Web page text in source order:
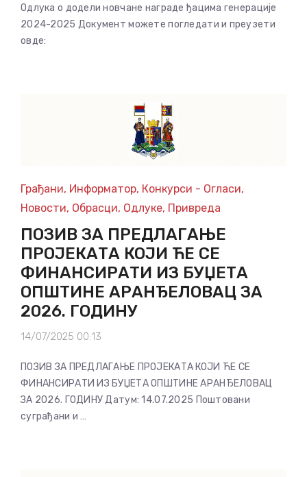
Одлука о додели новчане награде ђацима генерације
2024-2025 Документ можете погледати и преузети
овде:
Грађани, Информатор, Конкурси - Огласи,
Новости, Обрасци, Одлуке, Привреда
ПОЗИВ ЗА ПРЕДЛАГАЊЕ
ПРОЈЕКАТА КОЈИ ЋЕ СЕ
ФИНАНСИРАТИ ИЗ БУЏЕТА
ОПШТИНЕ АРАНЂЕЛОВАЦ ЗА
2026. ГОДИНУ
14/07/2025 00:13
ПОЗИВ ЗА ПРЕДЛАГАЊЕ ПРОЈЕКАТА КОЈИ ЋЕ СЕ
ФИНАНСИРАТИ ИЗ БУЏЕТА ОПШТИНЕ АРАНЂЕЛОВАЦ
ЗА 2026. ГОДИНУ Датум: 14.07.2025 Поштовани
суграђани и …